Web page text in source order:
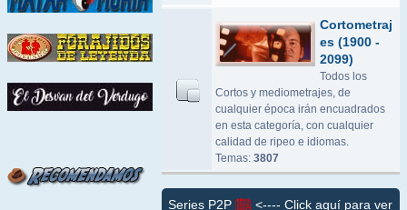
Cortometraj
es (1900 -
2099)
Todos los
Cortos y mediometrajes, de
cualquier época irán encuadrados
en esta categoría, con cualquier
calidad de ripeo e idiomas.
Temas: 3807
Series P2P
<---- Click aquí para ver